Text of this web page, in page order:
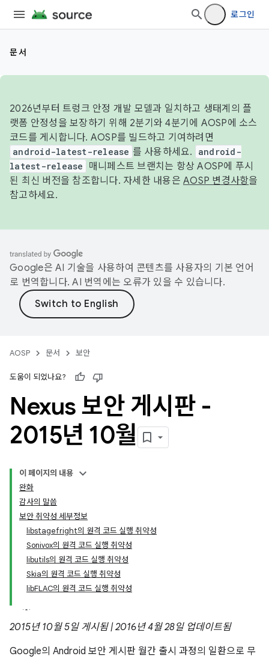
로그인
문서
2026년부터 트렁크 안정 개발 모델과 일치하고 생태계의 플
랫폼 안정성을 보장하기 위해 2분기와 4분기에 AOSP에 소스
코드를 게시합니다. AOSP를 빌드하고 기여하려면
android-latest-release 를 사용하세요.
android-
latest-release
매니페스트 브랜치는 항상 AOSP에 푸시
된 최신 버전을 참조합니다. 자세한 내용은 AOSP 변경사항을
참고하세요.
Google은 AI 기술을 사용하여 콘텐츠를 사용자의 기본 언어
로 번역합니다. AI 번역에는 오류가 있을 수 있습니다.
AOSP 문서 보안
도움이 되었나요?
Nexus 보안 게시판 -
2015년 10월
이 페이지의 내용
완화
감사의 말씀
보안 취약성 세부정보
libstagefright의 원격 코드 실행 취약성
Sonivox의 원격 코드 실행 취약성
libutils의 원격 코드 실행 취약성
Skia의 원격 코드 실행 취약성
libFLAC의 원격 코드 실행 취약성
2015년 10월 5일 게시됨 | 2016년 4월 28일 업데이트됨
Google의 Android 보안 게시판 월간 출시 과정의 일환으로 무